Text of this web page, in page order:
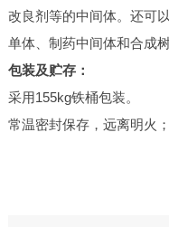
改良剂等的中间体。还可
单体、制药中间体和合成
包装及贮存：
采用155kg铁桶包装。
常温密封保存，远离明火